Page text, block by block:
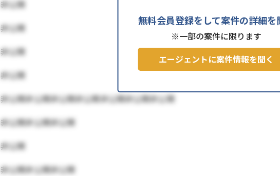
無料会員登録をして案件の詳細を
※一部の案件に限ります
エージェントに案件情報を聞く
非公開
非公開
非公開
非公開
非公開非公開非公開非公開非公開非公開非公開
非公開非公開非公開
非公開
非公開非公開非公開